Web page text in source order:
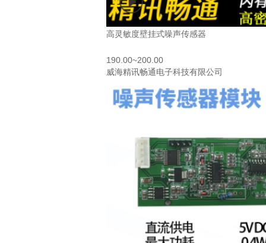
高灵敏度壁挂式噪声传感器
190.00~200.00
威海精讯畅通电子科技有限公司